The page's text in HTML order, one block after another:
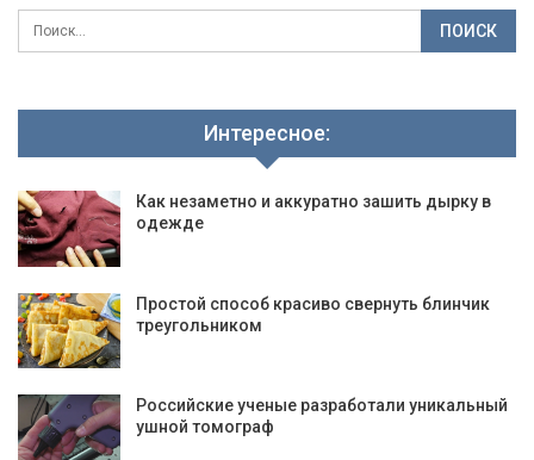
Интересное:
Как незаметно и аккуратно зашить дырку в
одежде
Простой способ красиво свернуть блинчик
треугольником
Российские ученые разработали уникальный
ушной томограф